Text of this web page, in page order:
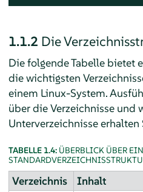
1.1.2 Die
Die folgende Tabelle bietet
die wichtigsten
einem Linux-System.
über die Verzeichnisse und
Unterverzeichnisse
TABELLE 1.4: ÜBERBLICK ÜBER
Verzeichnis Inhalt